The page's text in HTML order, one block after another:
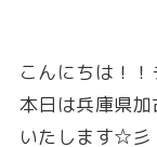
こんにちは！
本日は兵庫県
いたします☆彡